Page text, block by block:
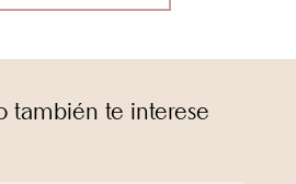
también te interese